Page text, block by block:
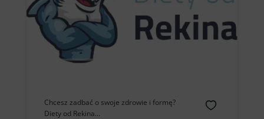
Chcesz zadbać o swoje zdrowie i formę?
Diety od Rekina...